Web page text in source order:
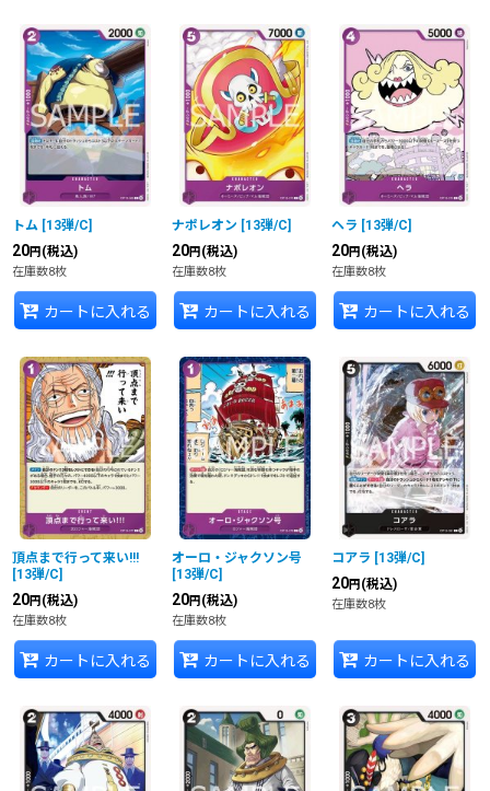
トム [13弾/C]
20円 (税込)
在庫数8枚
カートに入れる
ナポレオン [13弾/C]
20円 (税込)
在庫数8枚
カートに入れる
ヘラ [13弾/C]
20円 (税込)
在庫数8枚
カートに入れる
頂点まで行って来い!!!
[13弾/C]
20円 (税込)
在庫数8枚
カートに入れる
オーロ・ジャクソン号
[13弾/C]
20円 (税込)
在庫数8枚
カートに入れる
コアラ [13弾/C]
20円 (税込)
在庫数8枚
カートに入れる